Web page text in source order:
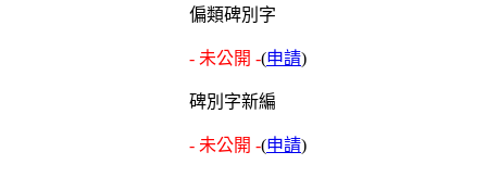
偏類碑別字
- 未公開 -(申請)
碑別字新編
- 未公開 -(申請)